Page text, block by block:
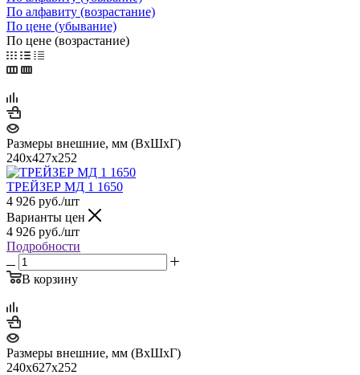
По алфавиту (возрастание)
По цене (убывание)
По цене (возрастание)
Размеры внешние, мм (ВхШхГ)
240x427x252
ТРЕЙЗЕР МД 1 1650
4 926 руб./шт
Варианты цен
4 926 руб./шт
Подробности
В корзину
Размеры внешние, мм (ВхШхГ)
240x627x252